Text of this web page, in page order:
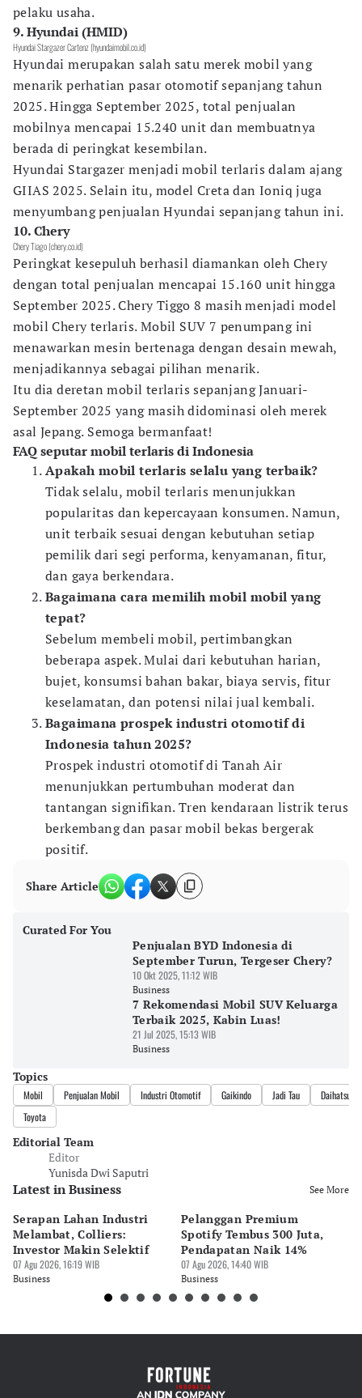
pelaku usaha.
9. Hyundai (HMID)
Hyundai Stargazer Cartenz (hyundaimobil.co.id)
Hyundai merupakan salah satu merek mobil yang
menarik perhatian pasar otomotif sepanjang tahun
2025. Hingga September 2025, total penjualan
mobilnya mencapai 15.240 unit dan membuatnya
berada di peringkat kesembilan.
Hyundai Stargazer menjadi mobil terlaris dalam ajang
GIIAS 2025. Selain itu, model Creta dan Ioniq juga
menyumbang penjualan Hyundai sepanjang tahun ini.
10. Chery
Chery Tiago (chery.co.id)
Peringkat kesepuluh berhasil diamankan oleh Chery
dengan total penjualan mencapai 15.160 unit hingga
September 2025. Chery Tiggo 8 masih menjadi model
mobil Chery terlaris. Mobil SUV 7 penumpang ini
menawarkan mesin bertenaga dengan desain mewah,
menjadikannya sebagai pilihan menarik.
Itu dia deretan mobil terlaris sepanjang Januari-
September 2025 yang masih didominasi oleh merek
asal Jepang. Semoga bermanfaat!
FAQ seputar mobil terlaris di Indonesia
Apakah mobil terlaris selalu yang terbaik?
Tidak selalu, mobil terlaris menunjukkan
popularitas dan kepercayaan konsumen. Namun,
unit terbaik sesuai dengan kebutuhan setiap
pemilik dari segi performa, kenyamanan, fitur,
dan gaya berkendara.
Bagaimana cara memilih mobil mobil yang
tepat?
Sebelum membeli mobil, pertimbangkan
beberapa aspek. Mulai dari kebutuhan harian,
bujet, konsumsi bahan bakar, biaya servis, fitur
keselamatan, dan potensi nilai jual kembali.
Bagaimana prospek industri otomotif di
Indonesia tahun 2025?
Prospek industri otomotif di Tanah Air
menunjukkan pertumbuhan moderat dan
tantangan signifikan. Tren kendaraan listrik terus
berkembang dan pasar mobil bekas bergerak
positif.
Share Article
Curated For You
Penjualan BYD Indonesia di
September Turun, Tergeser Chery?
10 Okt 2025, 11:12 WIB
Business
7 Rekomendasi Mobil SUV Keluarga
Terbaik 2025, Kabin Luas!
21 Jul 2025, 15:13 WIB
Business
Topics
Mobil Penjualan Mobil Industri Otomotif Gaikindo Jadi Tau
Daihatsu
Toyota
Editorial Team
Editor
Yunisda Dwi Saputri
Latest in Business See More
Serapan Lahan Industri
Melambat, Colliers:
Investor Makin Selektif
07 Agu 2026, 16:19 WIB
Business
Pelanggan Premium
Spotify Tembus 300 Juta,
Pendapatan Naik 14%
07 Agu 2026, 14:40 WIB
Business